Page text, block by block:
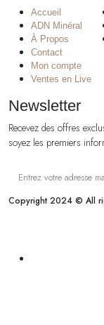
Accueil
ADN Minéral
À Propos
Contact
Mon compte
Ventes en Live
Newsletter
Recevez des offres
soyez les premiers
Copyright 2024 © All